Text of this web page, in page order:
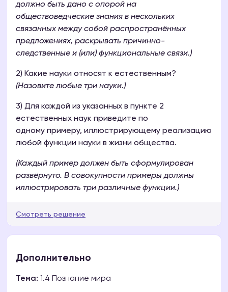
должно быть дано с опорой на
обществоведческие знания в нескольких
связанных между собой распространённых
предложениях, раскрывать причинно-
следственные и (или) функциональные связи.)
2) Какие науки относят к естественным?
(Назовите любые три науки.)
3) Для каждой из указанных в пункте 2
естественных наук приведите по
одному примеру, иллюстрирующему реализацию
любой функции науки в жизни общества.
(Каждый пример должен быть сформулирован
развёрнуто. В совокупности примеры должны
иллюстрировать три различные функции.)
Смотреть решение
Дополнительно
Тема: 1.4 Познание мира